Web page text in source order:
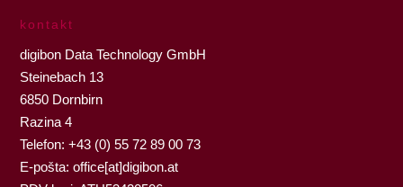
kontakt
digibon Data Technology GmbH
Steinebach 13
6850 Dornbirn
Razina 4
Telefon: +43 (0) 55 72 89 00 73
E-pošta:office[at]digibon.at